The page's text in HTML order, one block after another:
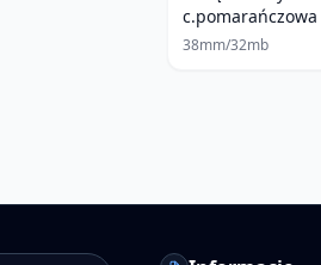
c.pomarańczowa
38mm/32mb